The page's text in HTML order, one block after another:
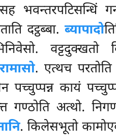
भवन्तरपटिसन्धिं
दट्ठब्बा. ब्यापादो
वट्टदुक्खतो
. एत्थच
पच्चुप्पन्न कायं
अत्थो.
. किलेसभूतो